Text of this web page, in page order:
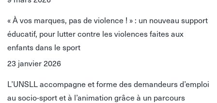
« À vos marques, pas de violence ! » : un nouveau support
éducatif, pour lutter contre les violences faites aux
enfants dans le sport
23 janvier 2026
L’UNSLL accompagne et forme des demandeurs d’emploi
au socio-sport et à l’animation grâce à un parcours